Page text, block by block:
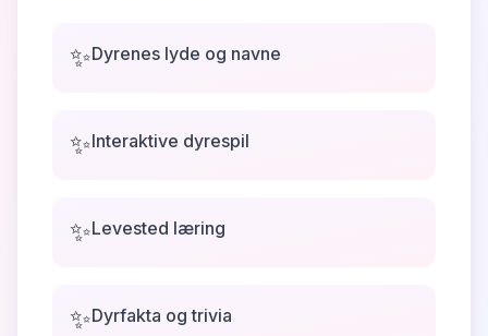
✨Dyrenes lyde og navne
✨Interaktive dyrespil
✨Levested læring
✨Dyrfakta og trivia